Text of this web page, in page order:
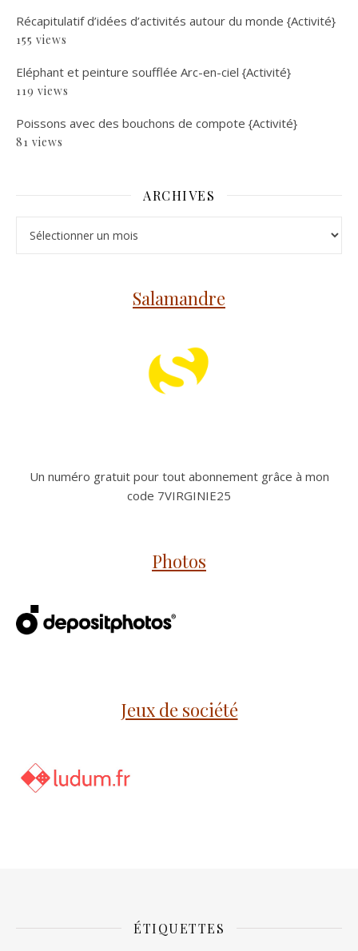
Récapitulatif d’idées d’activités autour du monde {Activité}
155 views
Eléphant et peinture soufflée Arc-en-ciel {Activité}
119 views
Poissons avec des bouchons de compote {Activité}
81 views
ARCHIVES
Salamandre
Un numéro gratuit pour tout abonnement grâce à mon
code 7VIRGINIE25
Photos
Jeux de société
ÉTIQUETTES